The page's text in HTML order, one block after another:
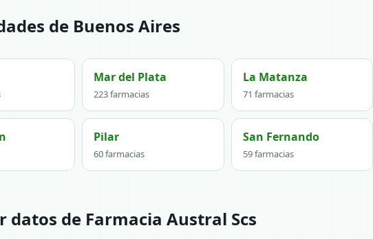
de Buenos Aires
Mar del Plata
223 farmacias
La Matanza
71 farmacias
Pilar
60 farmacias
San Fernando
59 farmacias
datos de Farmacia Austral Scs